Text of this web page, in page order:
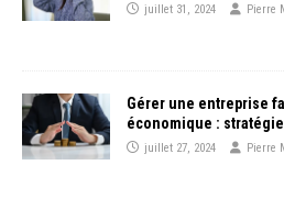
juillet 31, 2024 Pierre
Gérer une entreprise
économique :
juillet 27, 2024 Pierre